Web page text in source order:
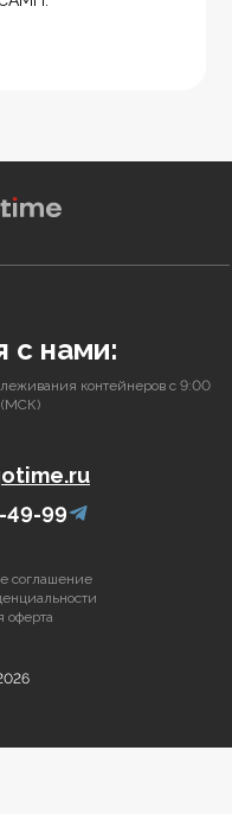
с нами:
контейнеров с 9:00
(МСК)
49-99
соглашение
оферта